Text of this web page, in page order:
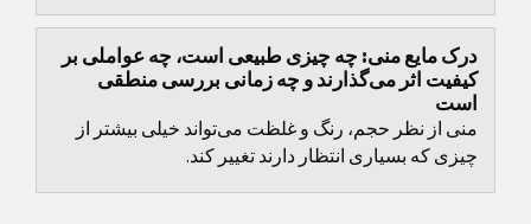
درک مایع منی: چه چیزی طبیعی است، چه عواملی بر
کیفیت اثر می‌گذارند و چه زمانی بررسی منطقی
است
منی از نظر حجم، رنگ و غلظت می‌تواند خیلی بیشتر از
چیزی که بسیاری انتظار دارند تغییر کند.